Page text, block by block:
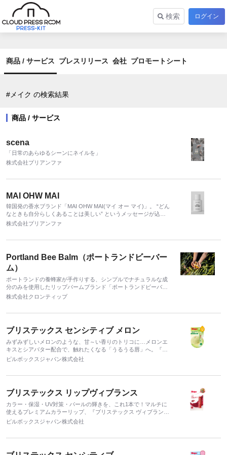
検索 ログイン
商品 / サービス プレスリリース 会社 プロモートシート
#メイク の検索結果
商品 / サービス
scena
「日常のあらゆるシーンにネイルを」
株式会社プリアンファ
MAI OHW MAI
韓国発の香水ブランド「MAI OHW MAI(マイ オー マイ)」。 “どん
なときも自分らしくあることは美しい” というメッセージが込め
られた “ I AM WHO I AM” (私は私) が逆配列されており、韓国国
株式会社プリアンファ
Portland Bee Balm（ポートランドビーバー
ム）
ポートランドの養蜂家が手作りする、シンプルでナチュラルな成
分のみを使用したリップバームブランド「ポートランドビーバー
ム」
株式会社クロンティップ
ブリステックス センシティブ メロン
みずみずしいメロンのような、甘～い香りのトリコに…メロンエ
キスとシアバター配合で、触れたくなる「うるうる唇」へ。『ブ
リステックス センシティブ メロン』新登場！
ピルボックスジャパン株式会社
ブリステックス リップヴィブランス
カラー・保湿・UV対策・パールの輝きを、これ1本で！マルチに
使えるプレミアムカラーリップ、『ブリステックス ヴィブラン
ス』が、パッケージを新たにリニューアル！
ピルボックスジャパン株式会社